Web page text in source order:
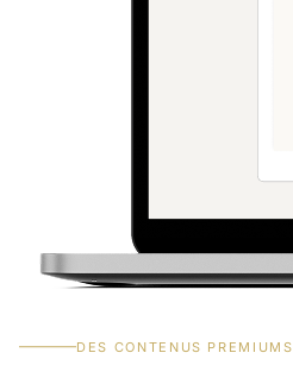
DES CONTENUS PREMIUMS